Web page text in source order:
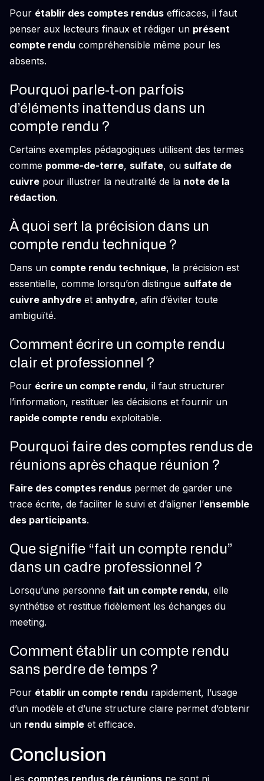
Pour établir des comptes rendus efficaces, il faut
penser aux lecteurs finaux et rédiger un présent
compte rendu compréhensible même pour les
absents.
Pourquoi parle-t-on parfois
d’éléments inattendus dans un
compte rendu ?
Certains exemples pédagogiques utilisent des termes
comme pomme-de-terre, sulfate, ou sulfate de
cuivre pour illustrer la neutralité de la note de la
rédaction.
À quoi sert la précision dans un
compte rendu technique ?
Dans un compte rendu technique, la précision est
essentielle, comme lorsqu’on distingue sulfate de
cuivre anhydre et anhydre, afin d’éviter toute
ambiguïté.
Comment écrire un compte rendu
clair et professionnel ?
Pour écrire un compte rendu, il faut structurer
l’information, restituer les décisions et fournir un
rapide compte rendu exploitable.
Pourquoi faire des comptes rendus de
réunions après chaque réunion ?
Faire des comptes rendus permet de garder une
trace écrite, de faciliter le suivi et d’aligner l’ensemble
des participants.
Que signifie “fait un compte rendu”
dans un cadre professionnel ?
Lorsqu’une personne fait un compte rendu, elle
synthétise et restitue fidèlement les échanges du
meeting.
Comment établir un compte rendu
sans perdre de temps ?
Pour établir un compte rendu rapidement, l’usage
d’un modèle et d’une structure claire permet d’obtenir
un rendu simple et efficace.
Conclusion
Les comptes rendus de réunions ne sont ni